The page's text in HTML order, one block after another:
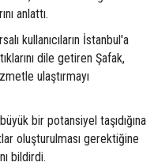
anlattı.
kullanıcıların İstanbul'a
dile getiren Şafak,
ulaştırmayı
bir potansiyel taşıdığına
oluşturulması gerektiğine
bildirdi.